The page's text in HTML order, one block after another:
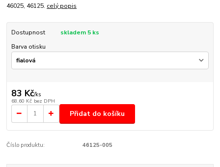
46025, 46125. celý popis
Dostupnost
skladem 5 ks
Barva otisku
83 Kč/ks
68,60 Kč bez DPH
Přidat do košíku
Číslo produktu: 46125-005